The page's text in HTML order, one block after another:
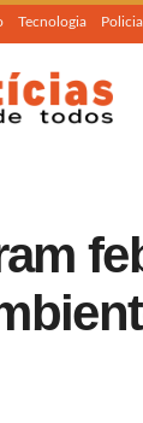
Tecnologia Policial